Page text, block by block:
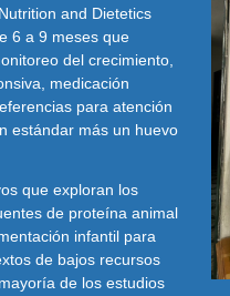
and Dietetics
6 a 9 meses que
del crecimiento,
medicación
para atención
estándar más un huevo
que exploran los
de proteína animal
infantil para
de bajos recursos
de los estudios